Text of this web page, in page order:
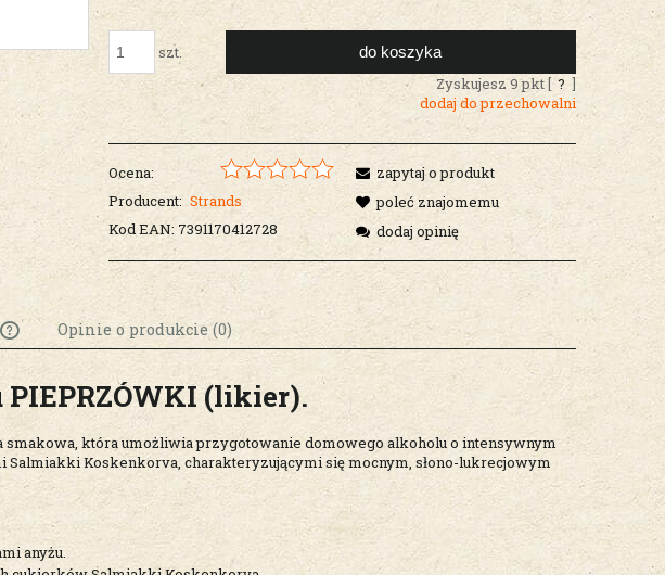
szt. do koszyka
Zyskujesz9pkt [ ? ]
dodaj do przechowalni
Ocena:
Producent: Strands
Kod EAN: 7391170412728
zapytaj o produkt
poleć znajomemu
dodaj opinię
Cena nie zawiera
ewentualnych kosztów
płatności
Opinie o produkcie (0)
PIEPRZÓWKI (likier).
smakowa, która umożliwia przygotowanie domowego alkoholu o intensywnym
Koskenkorva, charakteryzującymi się mocnym, słono-lukrecjowym
anyżu.